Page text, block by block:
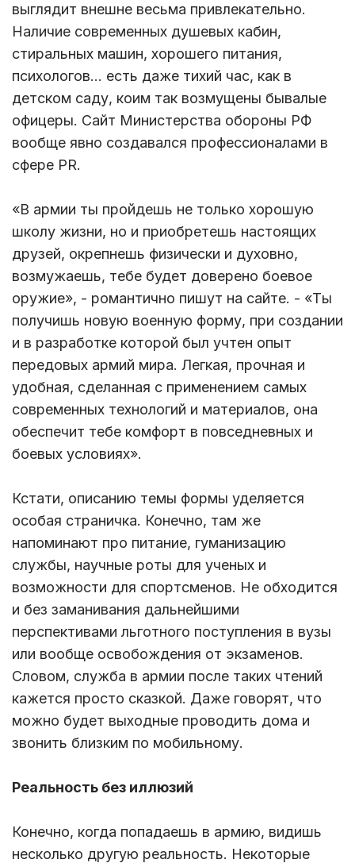
выглядит внешне весьма привлекательно.
Наличие современных душевых кабин,
стиральных машин, хорошего питания,
психологов… есть даже тихий час, как в
детском саду, коим так возмущены бывалые
офицеры. Сайт Министерства обороны РФ
вообще явно создавался профессионалами в
сфере PR.
«В армии ты пройдешь не только хорошую
школу жизни, но и приобретешь настоящих
друзей, окрепнешь физически и духовно,
возмужаешь, тебе будет доверено боевое
оружие», - романтично пишут на сайте. - «Ты
получишь новую военную форму, при создании
и в разработке которой был учтен опыт
передовых армий мира. Легкая, прочная и
удобная, сделанная с применением самых
современных технологий и материалов, она
обеспечит тебе комфорт в повседневных и
боевых условиях».
Кстати, описанию темы формы уделяется
особая страничка. Конечно, там же
напоминают про питание, гуманизацию
службы, научные роты для ученых и
возможности для спортсменов. Не обходится
и без заманивания дальнейшими
перспективами льготного поступления в вузы
или вообще освобождения от экзаменов.
Словом, служба в армии после таких чтений
кажется просто сказкой. Даже говорят, что
можно будет выходные проводить дома и
звонить близким по мобильному.
Реальность без иллюзий
Конечно, когда попадаешь в армию, видишь
несколько другую реальность. Некоторые